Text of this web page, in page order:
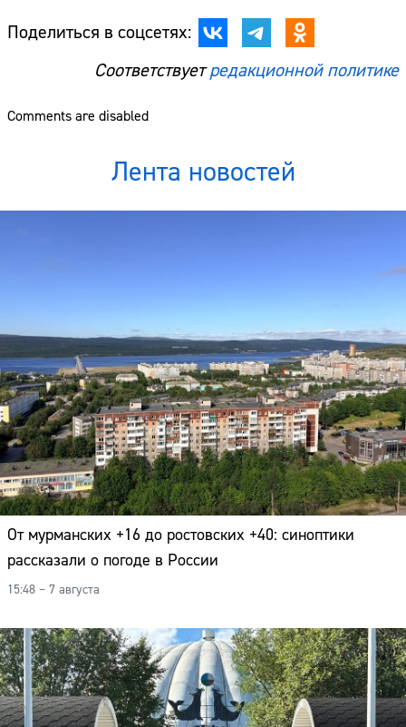
Поделиться в соцсетях:
Соответствуетредакционной политике
Comments are disabled
Лента новостей
От мурманских +16 до ростовских +40: синоптики
рассказали о погоде в России
15:48 – 7 августа